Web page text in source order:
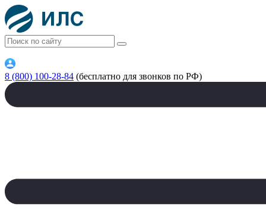
8 (800) 100-28-84 (бесплатно для звонков по РФ)